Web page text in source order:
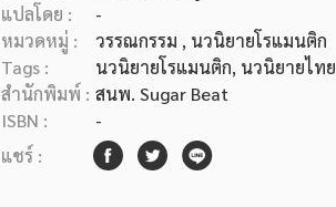
แปลโดย :
-
หมวดหมู่ :
วรรณกรรม , นวนิยายโรแมนติก
Tags :
นวนิยายโรแมนติก, นวนิยายไทย
สำนักพิมพ์ : สนพ. Sugar Beat
ISBN :
-
แชร์ :